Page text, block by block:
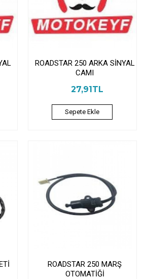
ROADSTAR 250 ARKA SİNYAL
CAMI
27,91TL
Sepete Ekle
ROADSTAR 250 MARŞ
OTOMATİĞİ